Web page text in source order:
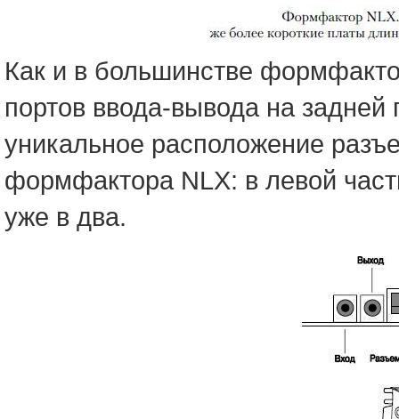
Как и в большинстве
портов ввода-вывода на
уникальное расположение
формфактора NLX: в левой
уже в два.